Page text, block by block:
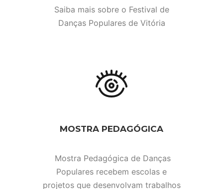
Saiba mais sobre o Festival de
Danças Populares de Vitória
MOSTRA PEDAGÓGICA
Mostra Pedagógica de Danças
Populares recebem escolas e
projetos que desenvolvam trabalhos